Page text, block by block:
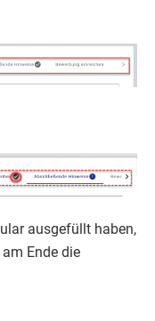
ausgefüllt haben,
Ende die